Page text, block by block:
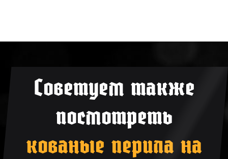
Советуем также
посмотреть
кованые перила на